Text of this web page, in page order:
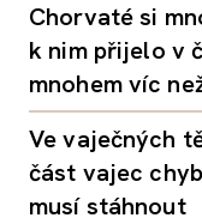
Chorvaté si
k nim přijelo v
mnohem víc
Ve vaječných
část vajec
musí stáhnout